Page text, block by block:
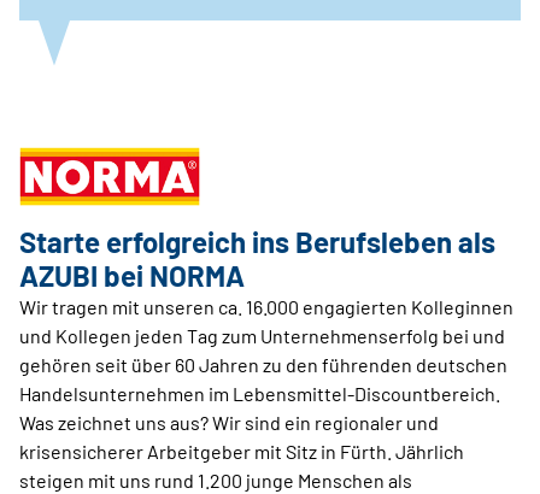
Starte erfolgreich ins Berufsleben als
AZUBI bei NORMA
Wir tragen mit unseren ca. 16.000 engagierten Kolleginnen
und Kollegen jeden Tag zum Unternehmenserfolg bei und
gehören seit über 60 Jahren zu den führenden deutschen
Handelsunternehmen im Lebensmittel-Discountbereich.
Was zeichnet uns aus? Wir sind ein regionaler und
krisensicherer Arbeitgeber mit Sitz in Fürth. Jährlich
steigen mit uns rund 1.200 junge Menschen als